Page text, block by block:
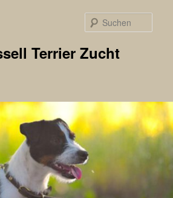
Terrier Zucht